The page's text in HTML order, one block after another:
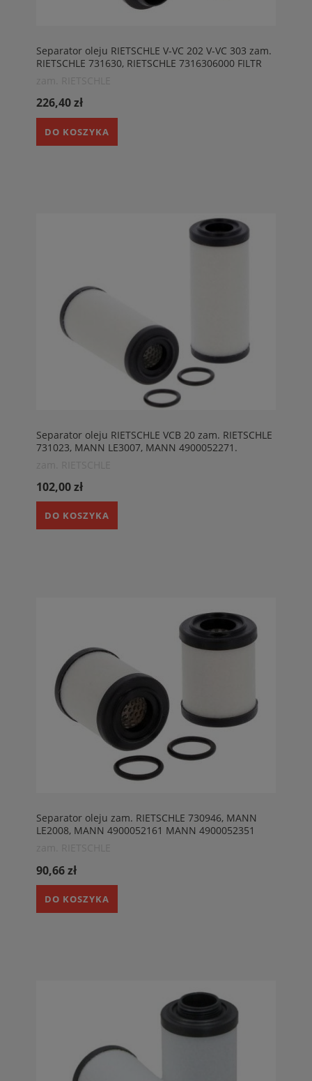
Separator oleju RIETSCHLE V-VC 202 V-VC 303 zam.
RIETSCHLE 731630, RIETSCHLE 7316306000 FILTR
226,40 zł
DO KOSZYKA
Separator oleju RIETSCHLE VCB 20 zam. RIETSCHLE
731023, MANN LE3007, MANN 4900052271.
102,00 zł
DO KOSZYKA
Separator oleju zam. RIETSCHLE 730946, MANN
LE2008, MANN 4900052161 MANN 4900052351
90,66 zł
DO KOSZYKA